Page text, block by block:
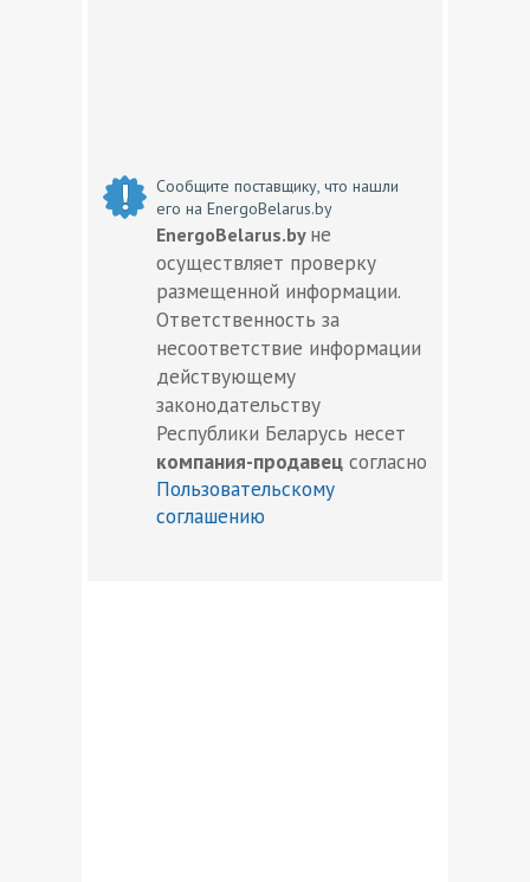
Сообщите поставщику, что нашли
его на EnergoBelarus.by
EnergoBelarus.by не
осуществляет проверку
размещенной информации.
Ответственность за
несоответствие информации
действующему
законодательству
Республики Беларусь несет
компания-продавец согласно
Пользовательскому
соглашению